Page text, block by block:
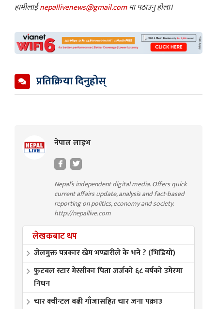
हामीलाईnepallivenews@gmail.comमा पठाउनु होला।
प्रतिक्रिया दिनुहोस्
नेपाल लाइभ
Nepal’s independent digital media. Offers quick
current affairs update, analysis and fact-based
reporting on politics, economy and society.
http://nepallive.com
लेखकबाट थप
जेलमुक्त पत्रकार खेम भण्डारीले के भने ? (भिडियो)
फुटबल स्टार मेस्सीका पिता जर्जको ६८ वर्षको उमेरमा
निधन
चार क्वीन्टल बढी गाँजासहित चार जना पक्राउ